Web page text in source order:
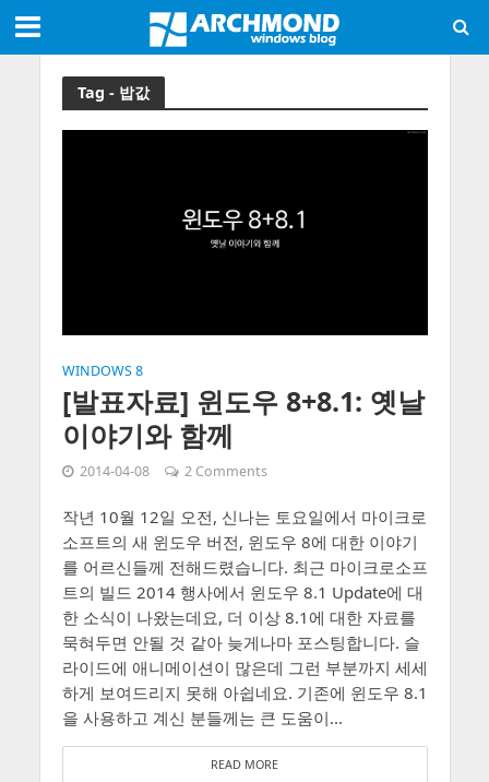
Tag - 밥값
WINDOWS 8
[발표자료] 윈도우 8+8.1: 옛날
이야기와 함께
2014-04-08 2 Comments
작년 10월 12일 오전, 신나는 토요일에서 마이크로
소프트의 새 윈도우 버전, 윈도우 8에 대한 이야기
를 어르신들께 전해드렸습니다. 최근 마이크로소프
트의 빌드 2014 행사에서 윈도우 8.1 Update에 대
한 소식이 나왔는데요, 더 이상 8.1에 대한 자료를
묵혀두면 안될 것 같아 늦게나마 포스팅합니다. 슬
라이드에 애니메이션이 많은데 그런 부분까지 세세
하게 보여드리지 못해 아쉽네요. 기존에 윈도우 8.1
을 사용하고 계신 분들께는 큰 도움이...
READ MORE